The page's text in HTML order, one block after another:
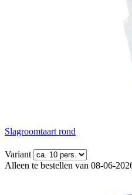
Slagroomtaart rond
Variant
Alleen te bestellen van 08-06-